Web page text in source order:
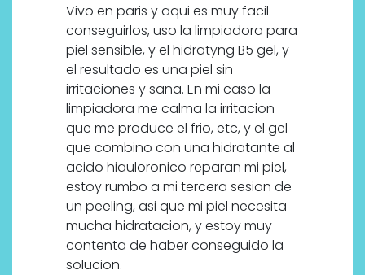
Vivo en paris y aqui es muy facil
conseguirlos, uso la limpiadora para
piel sensible, y el hidratyng B5 gel, y
el resultado es una piel sin
irritaciones y sana. En mi caso la
limpiadora me calma la irritacion
que me produce el frio, etc, y el gel
que combino con una hidratante al
acido hiauloronico reparan mi piel,
estoy rumbo a mi tercera sesion de
un peeling, asi que mi piel necesita
mucha hidratacion, y estoy muy
contenta de haber conseguido la
solucion.